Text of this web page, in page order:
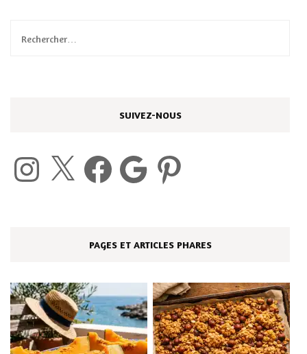
Rechercher :
SUIVEZ-NOUS
Instagram Facebook Google Pinterest
PAGES ET ARTICLES PHARES